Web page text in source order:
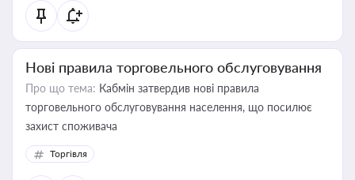
Нові правила торговельного обслуговування
Про що тема: Кабмін затвердив нові правила
торговельного обслуговування населення, що посилює
захист споживача
Торгівля